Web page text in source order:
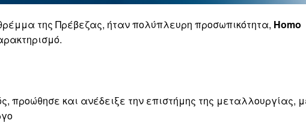
της Πρέβεζας, ήταν πολύπλευρη προσωπικότητα, Homo
προώθησε και ανέδειξε την επιστήμης της μεταλλουργίας,